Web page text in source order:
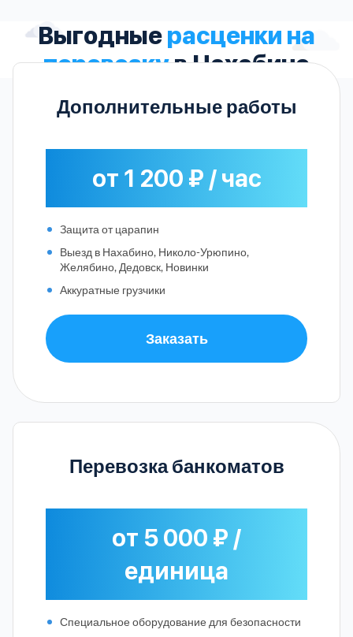
Выгодныерасценки на
перевозкув Нахабино
Дополнительные работы
от 1 200 ₽ / час
Защита от царапин
Выезд в Нахабино, Николо-Урюпино,
Желябино, Дедовск, Новинки
Аккуратные грузчики
Заказать
Перевозка банкоматов
от 5 000 ₽ /
единица
Специальное оборудование для безопасности